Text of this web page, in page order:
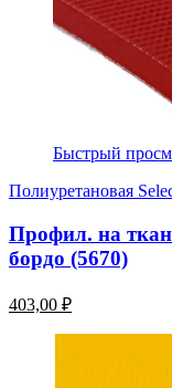
Быстрый
Полиуретановая
Профил. на
бордо (5670)
403,00 ₽